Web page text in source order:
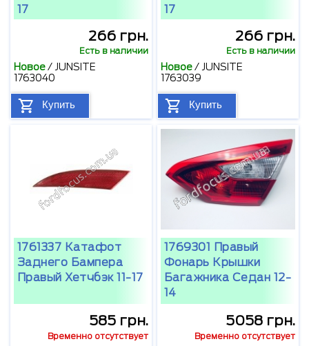
17
266 грн.
Есть в наличии
Новое/ JUNSITE
1763040
Купить
17
266 грн.
Есть в наличии
Новое/ JUNSITE
1763039
Купить
1761337 Катафот
Заднего Бампера
Правый Хетчбэк 11-17
585 грн.
Временно отсутствует
1769301 Правый
Фонарь Крышки
Багажника Седан 12-
14
5058 грн.
Временно отсутствует